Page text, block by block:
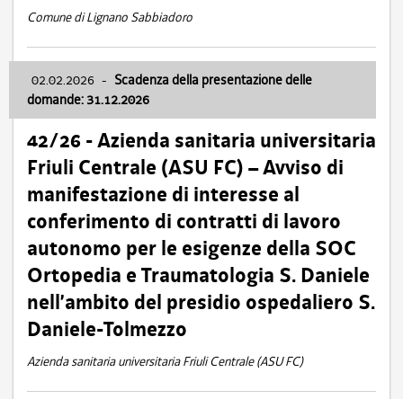
Comune di Lignano Sabbiadoro
02.02.2026 - Scadenza della presentazione delle
domande: 31.12.2026
42/26 - Azienda sanitaria universitaria
Friuli Centrale (ASU FC) – Avviso di
manifestazione di interesse al
conferimento di contratti di lavoro
autonomo per le esigenze della SOC
Ortopedia e Traumatologia S. Daniele
nell’ambito del presidio ospedaliero S.
Daniele-Tolmezzo
Azienda sanitaria universitaria Friuli Centrale (ASU FC)